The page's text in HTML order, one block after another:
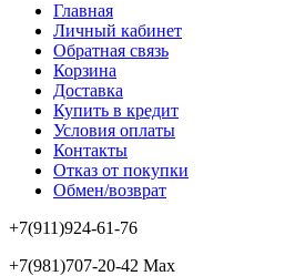
Главная
Личный кабинет
Обратная связь
Корзина
Доставка
Купить в кредит
Условия оплаты
Контакты
Отказ от покупки
Обмен/возврат
+7(911)924-61-76
+7(981)707-20-42 Max